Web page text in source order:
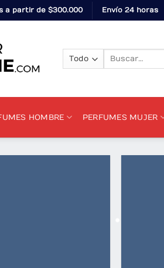
a partir de $300.000 Envío 24 horas
HOMBRE PERFUMES MUJER